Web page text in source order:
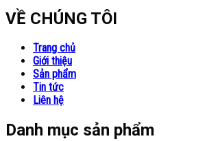
VỀ CHÚNG TÔI
Trang chủ
Giới thiệu
Sản phẩm
Tin tức
Liên hệ
Danh mục sản phẩm